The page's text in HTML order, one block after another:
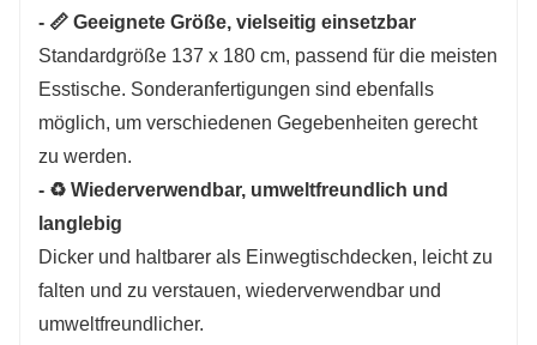
- 📏 Geeignete Größe, vielseitig einsetzbar
Standardgröße 137 x 180 cm, passend für die meisten
Esstische. Sonderanfertigungen sind ebenfalls
möglich, um verschiedenen Gegebenheiten gerecht
zu werden.
- ♻️ Wiederverwendbar, umweltfreundlich und
langlebig
Dicker und haltbarer als Einwegtischdecken, leicht zu
falten und zu verstauen, wiederverwendbar und
umweltfreundlicher.